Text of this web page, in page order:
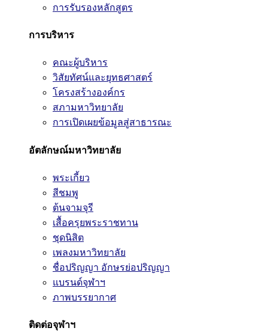
การรับรองหลักสูตร
การบริหาร
คณะผู้บริหาร
วิสัยทัศน์และยุทธศาสตร์
โครงสร้างองค์กร
สภามหาวิทยาลัย
การเปิดเผยข้อมูลสู่สาธารณะ
อัตลักษณ์มหาวิทยาลัย
พระเกี้ยว
สีชมพู
ต้นจามจุรี
เสื้อครุยพระราชทาน
ชุดนิสิต
เพลงมหาวิทยาลัย
ชื่อปริญญา อักษรย่อปริญญา
แบรนด์จุฬาฯ
ภาพบรรยากาศ
ติดต่อจุฬาฯ